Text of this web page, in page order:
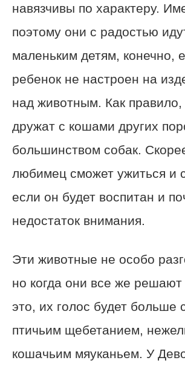
навязчивы по характеру.
поэтому они с радостью
маленьким детям, конечно,
ребенок не настроен на
над животным. Как правило,
дружат с кошами других
большинством собак.
любимец сможет ужиться и
если он будет воспитан и
недостаток внимания.
Эти животные не особо
но когда они все же решают
это, их голос будет больше
птичьим щебетанием,
кошачьим мяуканьем. У